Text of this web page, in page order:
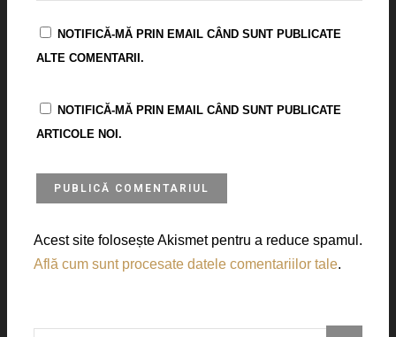
NOTIFICĂ-MĂ PRIN EMAIL CÂND SUNT PUBLICATE
ALTE COMENTARII.
NOTIFICĂ-MĂ PRIN EMAIL CÂND SUNT PUBLICATE
ARTICOLE NOI.
Acest site folosește Akismet pentru a reduce spamul.
Află cum sunt procesate datele comentariilor tale.